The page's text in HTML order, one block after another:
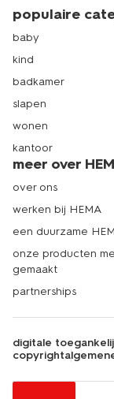
populaire
baby
kind
badkamer
slapen
wonen
kantoor
meer over
over ons
werken bij HEMA
een duurzame
onze producten
gemaakt
partnerships
digitale
copyright